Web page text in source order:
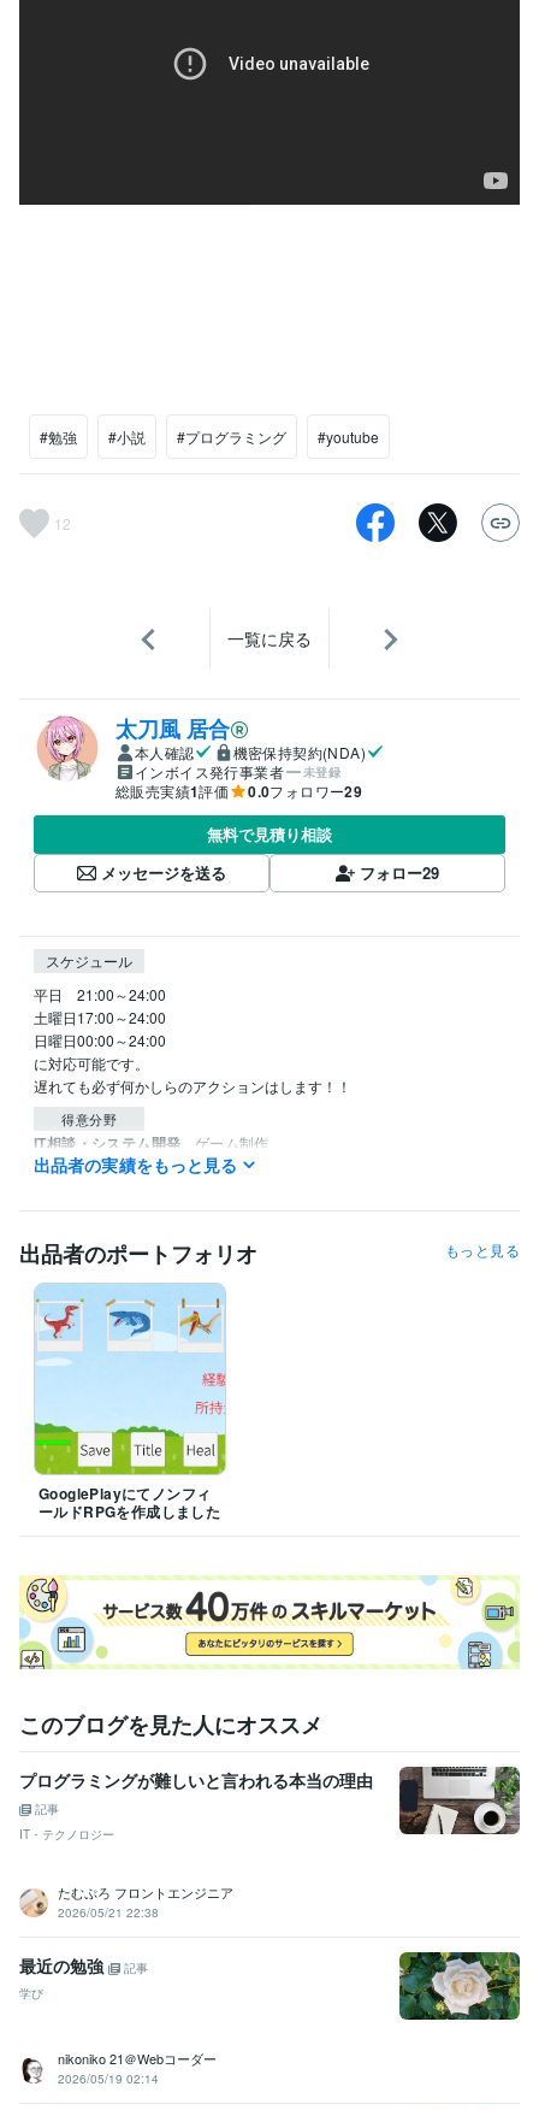
#勉強 #小説 #プログラミング #youtube
12
一覧に戻る
太刀風 居合
本人確認
機密保持契約(NDA)
インボイス発行事業者
未登録
総販売実績1評価 0.0フォロワー29
無料で見積り相談
メッセージを送る
フォロー29
スケジュール
平日　21:00～24:00
土曜日17:00～24:00
日曜日00:00～24:00
に対応可能です。
遅れても必ず何かしらのアクションはします！！
得意分野
IT相談・システム開発 ゲーム制作
RPG ノンフィールドRPG アクション
出品者の実績をもっと見る
出品者のポートフォリオ もっと見る
GooglePlayにてノンフィ
ールドRPGを作成しました
このブログを見た人にオススメ
プログラミングが難しいと言われる本当の理由
記事
IT・テクノロジー
たむぷろ フロントエンジニア
2026/05/21 22:38
最近の勉強
記事
学び
nikoniko 21＠Webコーダー
2026/05/19 02:14